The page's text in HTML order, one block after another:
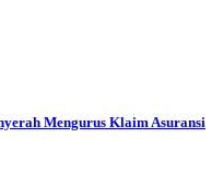
Mengurus Klaim Asuransi